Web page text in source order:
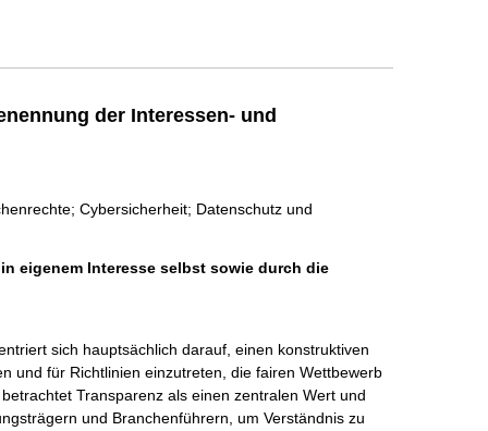
der Interessen- und
Cybersicherheit; Datenschutz und
eigenem Interesse selbst sowie durch die
sich hauptsächlich darauf, einen konstruktiven
und für Richtlinien einzutreten, die fairen Wettbewerb
Transparenz als einen zentralen Wert und
und Branchenführern, um Verständnis zu